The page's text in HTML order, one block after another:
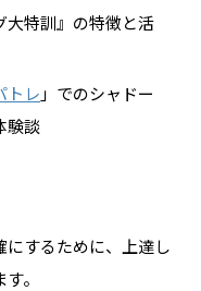
大特訓』の特徴と活
トレ 」でのシャドー
験談
にするために、上達し
。